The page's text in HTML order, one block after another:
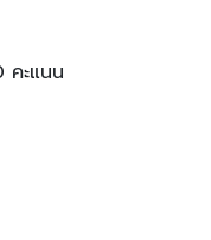
คะแนน